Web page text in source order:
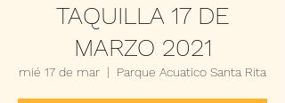
TAQUILLA 17 DE
MARZO 2021
mié 17 de mar
  |
Parque Acuatico Santa Rita